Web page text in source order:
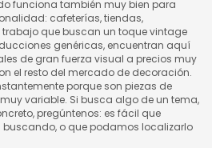
funciona también muy bien para
cafeterías, tiendas,
que buscan un toque vintage
genéricas, encuentran aquí
de gran fuerza visual a precios muy
el resto del mercado de decoración.
porque son piezas de
variable. Si busca algo de un tema,
pregúntenos: es fácil que
o que podamos localizarlo